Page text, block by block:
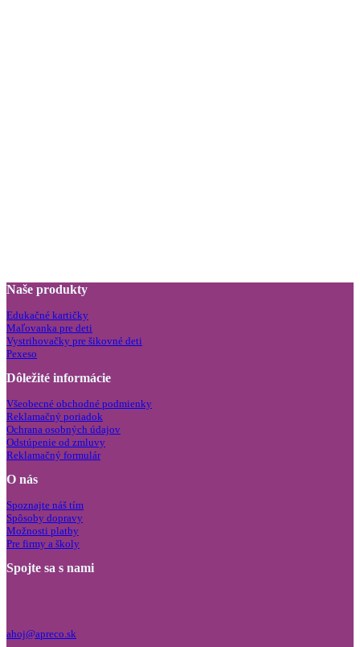
Naše produkty
Edukačné kartičky
Maľovanka pre deti
Vystrihovačky pre šikovné deti
Pexeso
Dôležité informácie
Všeobecné obchodné podmienky
Reklamačný poriadok
Ochrana osobných údajov
Odstúpenie od zmluvy
Reklamačný formulár
O nás
Spoznajte náš tím
Spôsoby dopravy
Možnosti platby
Pre firmy a školy
Spojte sa s nami
ahoj@apreco.sk